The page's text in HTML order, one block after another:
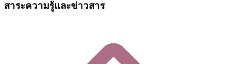
สาระความรู้และข่าวสาร